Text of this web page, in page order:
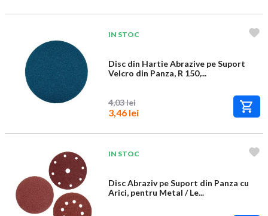
IN STOC
Disc din Hartie Abrazive pe Suport
Velcro din Panza, R 150,...
4,03 lei
3,46 lei
IN STOC
Disc Abraziv pe Suport din Panza cu
Arici, pentru Metal / Le...